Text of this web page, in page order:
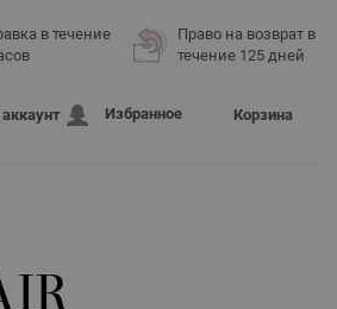
в течение
Право на возврат в
течение 125 дней
Избранное Корзина